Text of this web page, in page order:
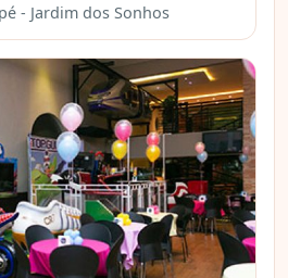
- Jardim dos Sonhos